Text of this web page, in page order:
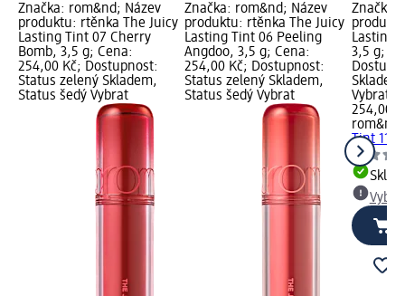
Značka: rom&nd; Název
produktu: rtěnka The Juicy
Lasting Tint 07 Cherry
Bomb, 3,5 g; Cena:
254,00 Kč; Dostupnost:
Status zelený Skladem,
Status šedý Vybrat
Značka: rom&nd; Název
produktu: rtěnka The Juicy
Lasting Tint 06 Peeling
Angdoo, 3,5 g; Cena:
254,00 Kč; Dostupnost:
Status zelený Skladem,
Status šedý Vybrat
Značka:
Lasting
3,5 g;
Vybrat
254,00
rom&nd
Tint 11